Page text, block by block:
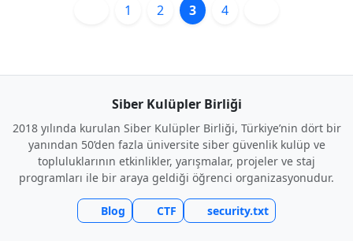
1 2 3 4
Siber Kulüpler Birliği
2018 yılında kurulan Siber Kulüpler Birliği, Türkiye’nin dört bir
yanından 50’den fazla üniversite siber güvenlik kulüp ve
topluluklarının etkinlikler, yarışmalar, projeler ve staj
programları ile bir araya geldiği öğrenci organizasyonudur.
Blog CTF security.txt